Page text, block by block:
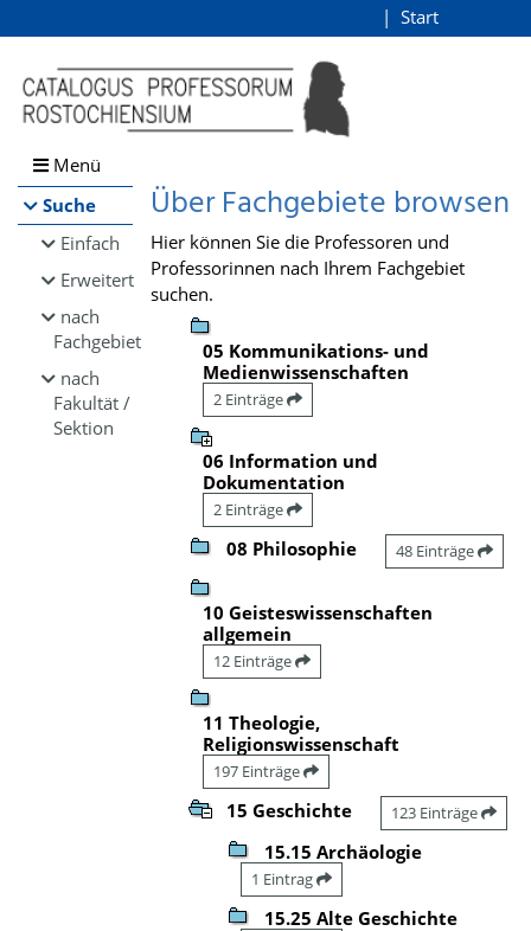
Browsen
direkt zum Inhalt
Start
Menü
Suche
Einfach
Erweitert
nach
Fachgebiet
nach
Fakultät /
Sektion
Über Fachgebiete browsen
Hier können Sie die Professoren und
Professorinnen nach Ihrem Fachgebiet
suchen.
05 Kommunikations- und
Medienwissenschaften
2 Einträge
06 Information und
Dokumentation
2 Einträge
08 Philosophie 48 Einträge
10 Geisteswissenschaften
allgemein
12 Einträge
11 Theologie,
Religionswissenschaft
197 Einträge
15 Geschichte 123 Einträge
15.15 Archäologie
1 Eintrag
15.25 Alte Geschichte